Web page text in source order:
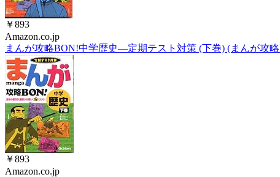
￥893
Amazon.co.jp
まんが攻略BON!中学歴史―定期テスト対策 (下巻) (まんが攻
￥893
Amazon.co.jp